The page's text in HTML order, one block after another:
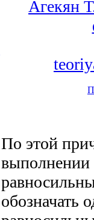
Агекян
По этой
выполнении
обозначать